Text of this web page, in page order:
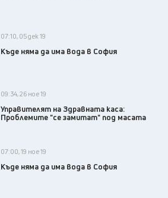
07:10, 05 дек 19
Къде няма да има вода в София
09:34, 26 ное 19
Управителят на Здравната каса:
Проблемите "се замитат" под масата
07:00, 19 ное 19
Къде няма да има вода в София